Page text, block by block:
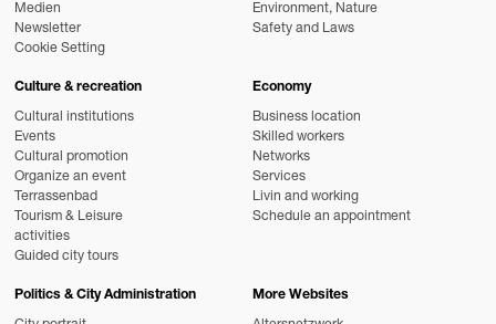
Medien
Newsletter
Cookie Setting
Environment, Nature
Safety and Laws
Culture & recreation
Cultural institutions
Events
Cultural promotion
Organize an event
Terrassenbad
Tourism & Leisure
activities
Guided city tours
Economy
Business location
Skilled workers
Networks
Services
Livin and working
Schedule an appointment
Politics & City Administration More Websites